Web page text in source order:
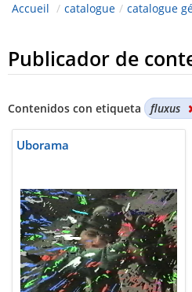
Accueil / catalogue / catalogue
Publicador de
Contenidos con etiqueta fluxus
Uborama